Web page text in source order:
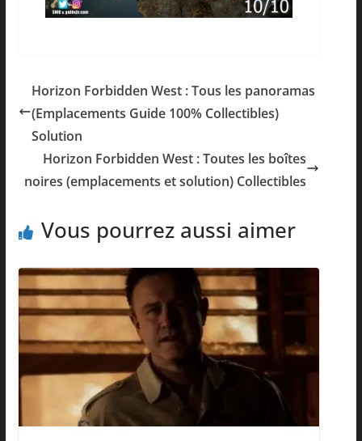
Horizon Forbidden West : Tous les panoramas
(Emplacements Guide 100% Collectibles)
Solution
Horizon Forbidden West : Toutes les boîtes
noires (emplacements et solution) Collectibles
Vous pourrez aussi aimer